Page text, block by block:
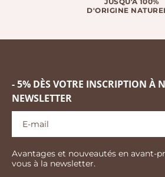
D'ORIGINE
- 5% DÈS VOTRE INSCRIPTION À
NEWSLETTER
Avantages et nouveautés en avant-
vous à la newsletter.